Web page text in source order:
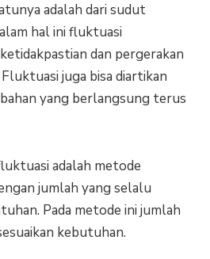
adalah dari sudut
hal ini fluktuasi
dan pergerakan
juga bisa diartikan
yang berlangsung terus
adalah metode
jumlah yang selalu
Pada metode ini jumlah
kebutuhan.